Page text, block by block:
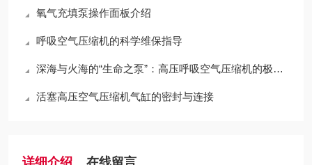
氧气充填泵操作面板介绍
呼吸空气压缩机的科学维保指导
深海与火海的“生命之泵”：高压呼吸空气压缩机的极限压缩与净化哲学
活塞高压空气压缩机气缸的密封与连接
详细介绍 在线留言